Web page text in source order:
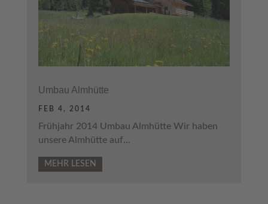
Umbau Almhütte
FEB 4, 2014
Frühjahr 2014 Umbau Almhütte Wir haben
unsere Almhütte auf...
MEHR LESEN